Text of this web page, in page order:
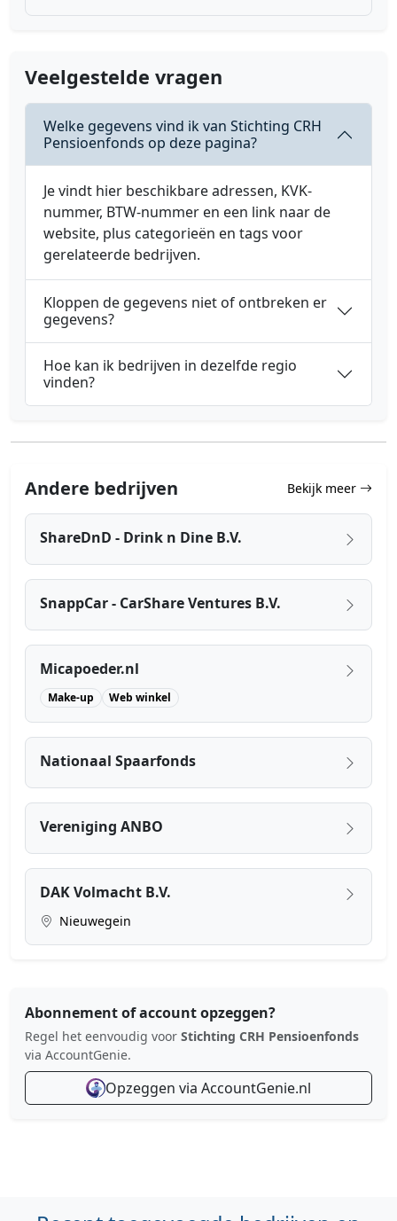
Veelgestelde vragen
Welke gegevens vind ik van Stichting CRH
Pensioenfonds op deze pagina?
Je vindt hier beschikbare adressen, KVK-
nummer, BTW-nummer en een link naar de
website, plus categorieën en tags voor
gerelateerde bedrijven.
Kloppen de gegevens niet of ontbreken er
gegevens?
Hoe kan ik bedrijven in dezelfde regio
vinden?
Andere bedrijven Bekijk meer
ShareDnD - Drink n Dine B.V.
SnappCar - CarShare Ventures B.V.
Micapoeder.nl
Make-up Web winkel
Nationaal Spaarfonds
Vereniging ANBO
DAK Volmacht B.V.
Nieuwegein
Abonnement of account opzeggen?
Regel het eenvoudig voor Stichting CRH Pensioenfonds
via AccountGenie.
Opzeggen via AccountGenie.nl